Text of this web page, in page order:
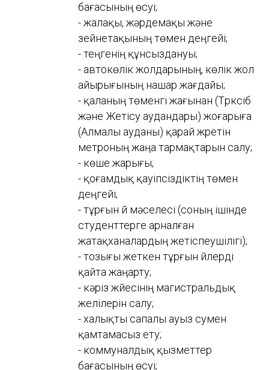
бағасының өсуі;
- жалақы, жәрдемақы және
зейнетақының төмен деңгейі;
- теңгенің құнсыздануы;
- автокөлік жолдарының, көлік жол
айырығының нашар жағдайы;
- қаланың төменгі жағынан (Түрксіб
және Жетісу аудандары) жоғарыға
(Алмалы ауданы) қарай жүретін
метроның жаңа тармақтарын салу;
- көше жарығы;
- қоғамдық қауіпсіздіктің төмен
деңгейі;
- тұрғын үй мәселесі (соның ішінде
студенттерге арналған
жатақханалардың жетіспеушілігі);
- тозығы жеткен тұрғын үйлерді
қайта жаңарту;
- кәріз жүйесінің магистральдық
желілерін салу;
- халықты сапалы ауыз сумен
қамтамасыз ету;
- коммуналдық қызметтер
бағасының өсуі;